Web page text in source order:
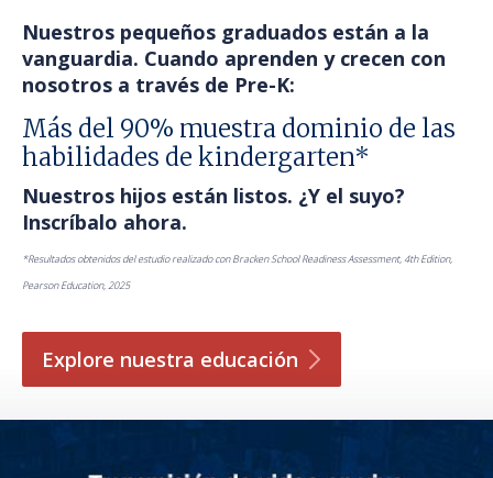
Nuestros pequeños graduados están a la
vanguardia. Cuando aprenden y crecen con
nosotros a través de Pre-K:
Más del 90% muestra dominio de las
habilidades de kindergarten*
Nuestros hijos están listos. ¿Y el suyo?
Inscríbalo ahora.
*Resultados obtenidos del estudio realizado con Bracken School Readiness Assessment, 4th Edition,
Pearson Education, 2025
Explore nuestra educación